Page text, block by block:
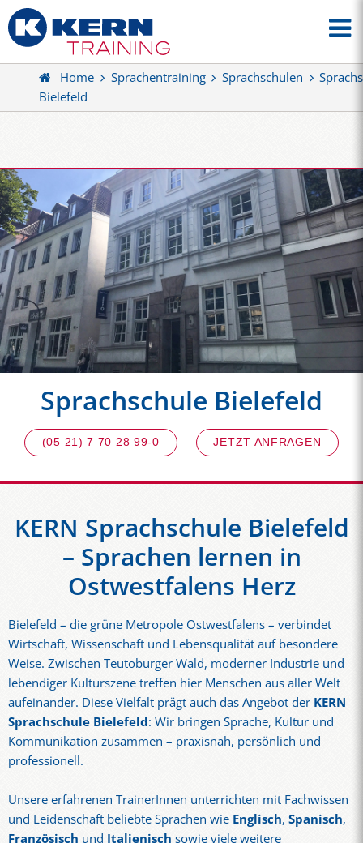
Home Sprachentraining Sprachschulen
Bielefeld
Sprachschule Bielefeld
(05 21) 7 70 28 99-0 JETZT ANFRAGEN
KERN Sprachschule Bielefeld
– Sprachen lernen in
Ostwestfalens Herz
Bielefeld – die grüne Metropole Ostwestfalens – verbindet
Wirtschaft, Wissenschaft und Lebensqualität auf besondere
Weise. Zwischen Teutoburger Wald, moderner Industrie und
lebendiger Kulturszene treffen hier Menschen aus aller Welt
aufeinander. Diese Vielfalt prägt auch das Angebot der KERN
Sprachschule Bielefeld: Wir bringen Sprache, Kultur und
Kommunikation zusammen – praxisnah, persönlich und
professionell.
Unsere erfahrenen TrainerInnen unterrichten mit Fachwissen
und Leidenschaft beliebte Sprachen wie Englisch, Spanisch,
Französisch und Italienisch sowie viele weitere